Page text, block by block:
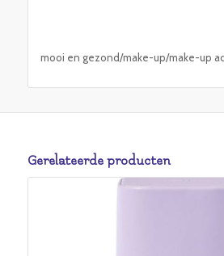
mooi en gezond/make-up/make-up
Gerelateerde producten